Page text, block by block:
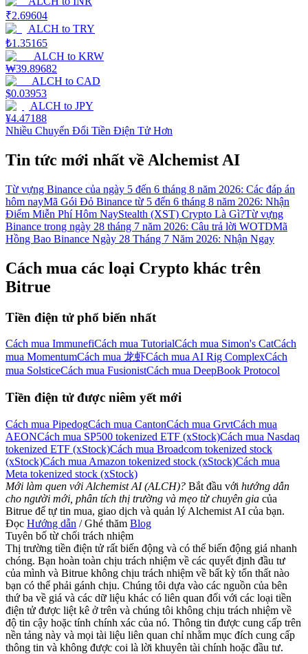
₹2.69604
ALCH to TRY
₺1.35165
ALCH to KRW
₩39.89682
ALCH to CAD
$0.03953
ALCH to JPY
¥4.47188
Nhiều Chuyển Đổi Tiền Điện Tử Hơn
Tin tức mới nhất về Alchemist AI
Từ vựng Binance của ngày 5 đến 6 tháng 8 năm 2026: Các đáp án
hôm nayMã Gói Đỏ Binance từ 5 đến 6 tháng 8 năm 2026: Nhận
Điểm Miễn Phí Hôm NayStealth (XST) Crypto Là Gì?Từ vựng
Binance trong ngày 28 tháng 7 năm 2026: Câu trả lời WOTDMã
Hồng Bao Binance Ngày 28 Tháng 7 Năm 2026: Nhận Ngay
Cách mua các loại Crypto khác trên
Bitrue
Tiền điện tử phổ biến nhất
Cách mua ImmunefiCách mua TutorialCách mua Simon's CatCách
mua MomentumCách mua 龙虾Cách mua AI Rig ComplexCách
mua SolsticeCách mua FusionistCách mua DeepBook Protocol
Tiền điện tử được niêm yết mới
Cách mua PipedogCách mua CantonCách mua GrvtCách mua
AEONCách mua SP500 tokenized ETF (xStock)Cách mua Nasdaq
tokenized ETF (xStock)Cách mua Broadcom tokenized stock
(xStock)Cách mua Amazon tokenized stock (xStock)Cách mua
Meta tokenized stock (xStock)
Mới làm quen với Alchemist AI (ALCH)? Bắt đầu với hướng dẫn
cho người mới, phân tích thị trường và mẹo từ chuyên gia của
Bitrue để tự tin mua, giao dịch và quản lý Alchemist AI của bạn.
Đọc Hướng dẫn / Ghé thăm Blog
Tuyên bố từ chối trách nhiệm
Thị trường tiền điện tử rất biến động và có thể biến động giá nhanh
chóng. Bạn hoàn toàn chịu trách nhiệm về các quyết định đầu tư
của mình và Bitrue không chịu trách nhiệm về bất kỳ tổn thất nào
bạn có thể phải gánh chịu. Chúng tôi dựa vào các nguồn của bên
thứ ba về giá và các dữ liệu khác có liên quan đối với các loại tiền
điện tử được liệt kê ở trên và chúng tôi không chịu trách nhiệm về
độ tin cậy hoặc tính chính xác của nó. Thông tin được cung cấp trên
nền tảng này và mọi tài liệu liên quan chỉ nhằm mục đích cung cấp
thông tin và không được coi là lời khuyên tài chính hoặc đầu tư.